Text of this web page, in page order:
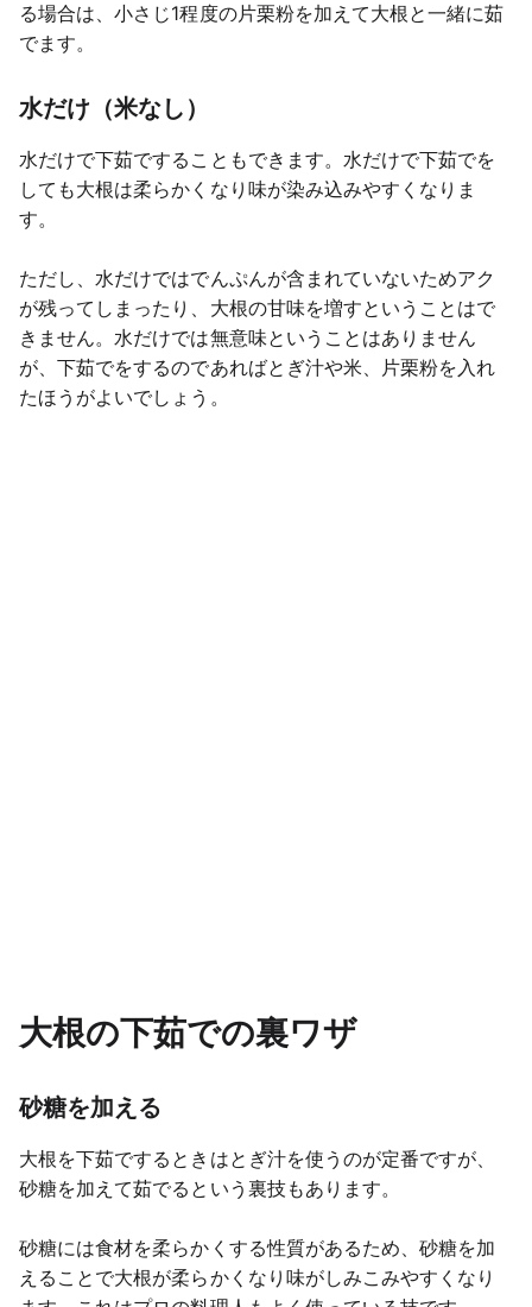
る場合は、小さじ1程度の片栗粉を加えて大根と一緒に茹
でます。
水だけ（米なし）
水だけで下茹ですることもできます。水だけで下茹でを
しても大根は柔らかくなり味が染み込みやすくなりま
す。
ただし、水だけではでんぷんが含まれていないためアク
が残ってしまったり、大根の甘味を増すということはで
きません。水だけでは無意味ということはありません
が、下茹でをするのであればとぎ汁や米、片栗粉を入れ
たほうがよいでしょう。
大根の下茹での裏ワザ
砂糖を加える
大根を下茹でするときはとぎ汁を使うのが定番ですが、
砂糖を加えて茹でるという裏技もあります。
砂糖には食材を柔らかくする性質があるため、砂糖を加
えることで大根が柔らかくなり味がしみこみやすくなり